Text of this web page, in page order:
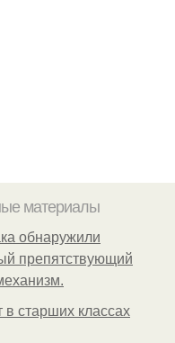
материалы
обнаружили
препятствующий
в старших классах